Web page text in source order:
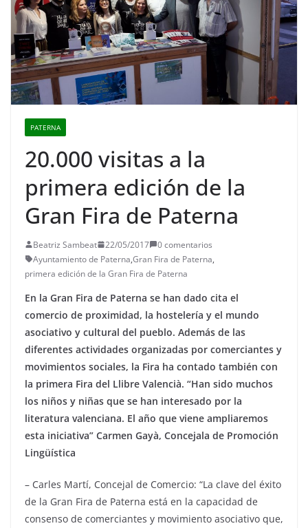
PATERNA
20.000 visitas a la
primera edición de la
Gran Fira de Paterna
Beatriz Sambeat 22/05/2017
0 comentarios
Ayuntamiento de Paterna,Gran Fira de Paterna,
primera edición de la Gran Fira de Paterna
En la Gran Fira de Paterna se han dado cita el
comercio de proximidad, la hostelería y el mundo
asociativo y cultural del pueblo. Además de las
diferentes actividades organizadas por comerciantes y
movimientos sociales, la Fira ha contado también con
la primera Fira del Llibre Valencià. “Han sido muchos
los niños y niñas que se han interesado por la
literatura valenciana. El año que viene ampliaremos
esta iniciativa” Carmen Gayà, Concejala de Promoción
Lingüística
– Carles Martí, Concejal de Comercio: “La clave del éxito
de la Gran Fira de Paterna está en la capacidad de
consenso de comerciantes y movimiento asociativo que,